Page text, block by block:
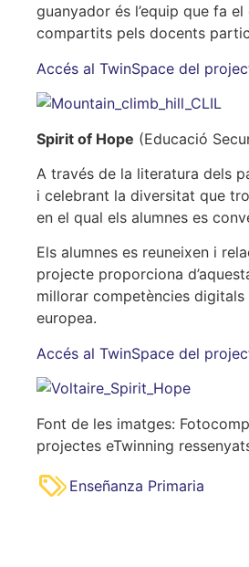
guanyador és l’equip que fa
compartits pels docents
Accés al TwinSpace del
Spirit of Hope (Educació
A través de la literatura dels
i celebrant la diversitat que
en el qual els alumnes es
Els alumnes es reuneixen i
projecte proporciona
millorar competències
europea.
Accés al TwinSpace del
Font de les imatges:
projectes eTwinning
Enseñanza Primaria